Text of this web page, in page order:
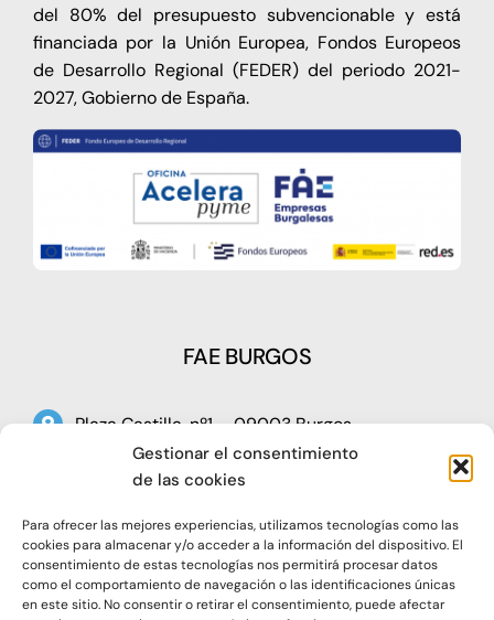
Gestionar el consentimiento
de las cookies
Para ofrecer las mejores experiencias, utilizamos tecnologías como las
cookies para almacenar y/o acceder a la información del dispositivo. El
consentimiento de estas tecnologías nos permitirá procesar datos
como el comportamiento de navegación o las identificaciones únicas
en este sitio. No consentir o retirar el consentimiento, puede afectar
del 80% del presupuesto subvencionable y está
financiada por la Unión Europea, Fondos Europeos
de Desarrollo Regional (FEDER) del periodo 2021-
2027, Gobierno de España.
FAE BURGOS
Plaza Castilla, nº1 – 09003 Burgos
Telf: 947 266 142
oap@faeburgos.org